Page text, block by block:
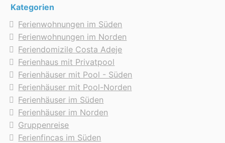
Kategorien
Ferienwohnungen im Süden
Ferienwohnungen im Norden
Feriendomizile Costa Adeje
Ferienhaus mit Privatpool
Ferienhäuser mit Pool - Süden
Ferienhäuser mit Pool-Norden
Ferienhäuser im Süden
Ferienhäuser im Norden
Gruppenreise
Ferienfincas im Süden